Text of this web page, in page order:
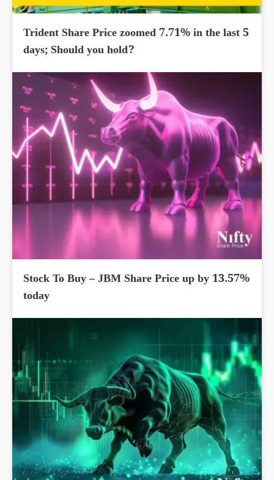
Trident Share Price zoomed 7.71% in the last 5
days; Should you hold?
Stock To Buy – JBM Share Price up by 13.57%
today